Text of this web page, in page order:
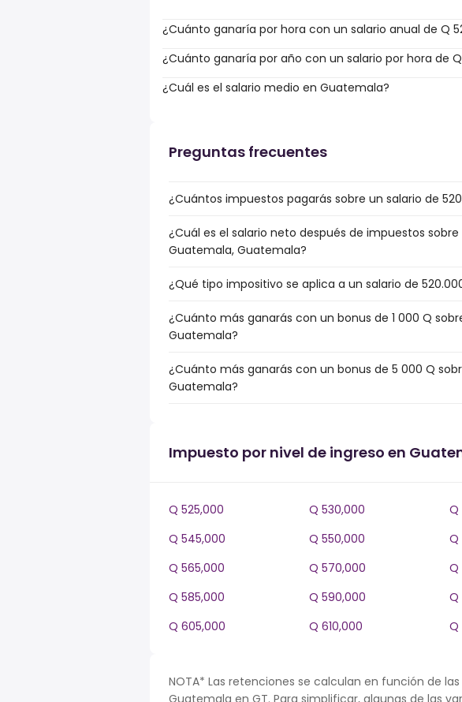
¿Cuánto ganaría por hora con un salario anual de Q
¿Cuánto ganaría por año con un salario por hora de
¿Cuál es el salario medio en Guatemala?
Preguntas frecuentes
¿Cuántos impuestos pagarás sobre un salario de
¿Cuál es el salario neto después de impuestos
Guatemala, Guatemala?
¿Qué tipo impositivo se aplica a un salario de
¿Cuánto más ganarás con un bonus de 1 000 Q
Guatemala?
¿Cuánto más ganarás con un bonus de 5 000 Q
Guatemala?
Impuesto por nivel de ingreso en
Q 525,000 Q 530,000 Q
Q 545,000
Q 550,000 Q
Q 565,000
Q 570,000 Q
Q 585,000
Q 590,000 Q
Q 605,000
Q 610,000 Q
NOTA* Las retenciones se calculan en función de
Guatemala en GT. Para simplificar, algunas de las